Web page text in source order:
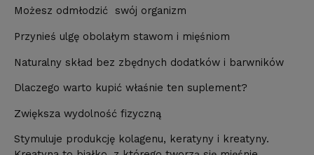
Możesz odmłodzić swój organizm
Przynieś ulgę obolałym stawom i mięśniom
Naturalny skład bez zbędnych dodatków i barwników
Dlaczego warto kupić właśnie ten suplement?
Zwiększa wydolność fizyczną
Stymuluje produkcję kolagenu, keratyny i kreatyny.